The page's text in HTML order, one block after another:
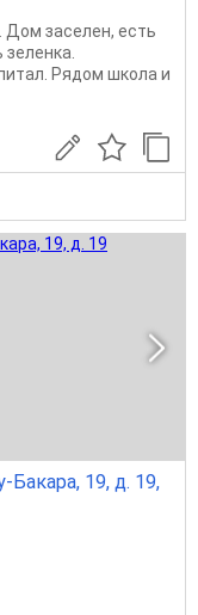
Дом заселен, есть
зеленка.
Рядом школа и
Бакара, 19, д. 19,